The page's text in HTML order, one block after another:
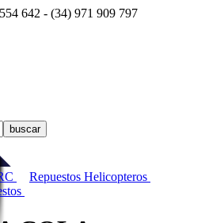
642 - (34) 971 909 797
Repuestos Helicopteros